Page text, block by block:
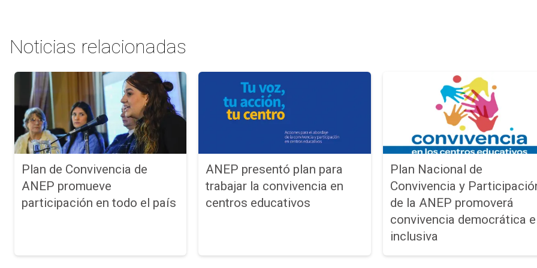
Noticias relacionadas
Plan de Convivencia de
ANEP promueve
participación en todo el país
ANEP presentó plan para
trabajar la convivencia en
centros educativos
Plan Nacional de
Convivencia y
de la ANEP promoverá
convivencia democrática e
inclusiva